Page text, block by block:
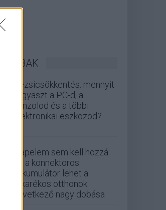
Rezsicsökkentés: mennyit
fogyaszt a PC-d, a
konzolod és a többi
elektronikai eszközöd?
Napelem sem kell hozzá:
ez a konnektoros
akkumulátor lehet a
takarékos otthonok
következő nagy dobása